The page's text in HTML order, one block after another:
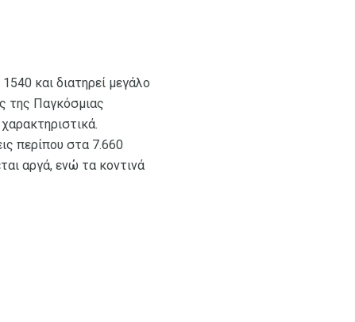
και διατηρεί μεγάλο
της Παγκόσμιας
περίπου στα 7.660
αργά, ενώ τα κοντινά